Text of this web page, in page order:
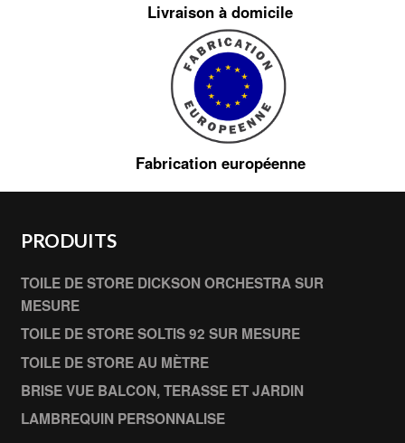
Livraison à domicile
Fabrication européenne
PRODUITS
TOILE DE STORE DICKSON ORCHESTRA SUR
MESURE
TOILE DE STORE SOLTIS 92 SUR MESURE
TOILE DE STORE AU MÈTRE
BRISE VUE BALCON, TERASSE ET JARDIN
LAMBREQUIN PERSONNALISE